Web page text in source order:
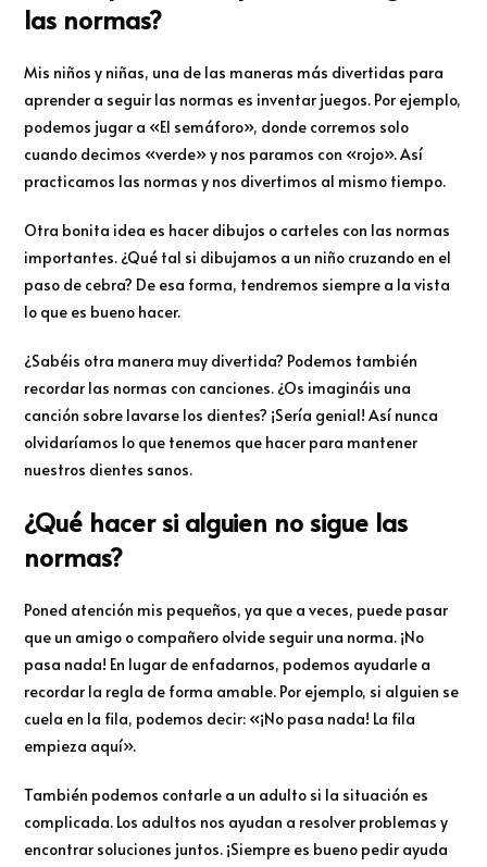
las normas?
Mis niños y niñas, una de las maneras más divertidas para
aprender a seguir las normas es inventar juegos. Por ejemplo,
podemos jugar a «El semáforo», donde corremos solo
cuando decimos «verde» y nos paramos con «rojo». Así
practicamos las normas y nos divertimos al mismo tiempo.
Otra bonita idea es hacer dibujos o carteles con las normas
importantes. ¿Qué tal si dibujamos a un niño cruzando en el
paso de cebra? De esa forma, tendremos siempre a la vista
lo que es bueno hacer.
¿Sabéis otra manera muy divertida? Podemos también
recordar las normas con canciones. ¿Os imagináis una
canción sobre lavarse los dientes? ¡Sería genial! Así nunca
olvidaríamos lo que tenemos que hacer para mantener
nuestros dientes sanos.
¿Qué hacer si alguien no sigue las
normas?
Poned atención mis pequeños, ya que a veces, puede pasar
que un amigo o compañero olvide seguir una norma. ¡No
pasa nada! En lugar de enfadarnos, podemos ayudarle a
recordar la regla de forma amable. Por ejemplo, si alguien se
cuela en la fila, podemos decir: «¡No pasa nada! La fila
empieza aquí».
También podemos contarle a un adulto si la situación es
complicada. Los adultos nos ayudan a resolver problemas y
encontrar soluciones juntos. ¡Siempre es bueno pedir ayuda